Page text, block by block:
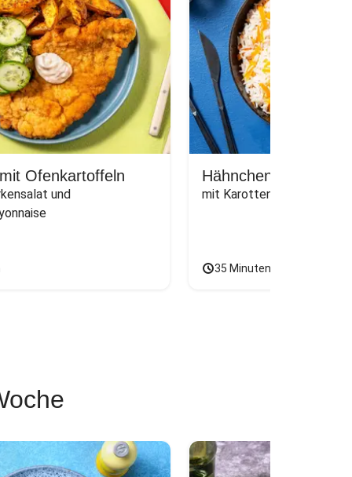
Ofenkartoffeln
und
Hähnchen in Curry-
mit Karotten-Reis und
35 Minuten